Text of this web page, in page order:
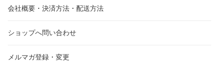
プレゼント ストレスリリ
ーサー ストレス解消ボー
ープ) ファインレボ I-SIT
ZABUTON
会社概要・決済方法・配送方法
ショップへ問い合わせ
メルマガ登録・変更